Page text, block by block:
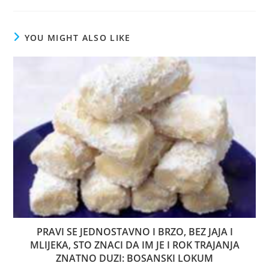
YOU MIGHT ALSO LIKE
PRAVI SE JEDNOSTAVNO I BRZO, BEZ JAJA I
MLIJEKA, STO ZNACI DA IM JE I ROK TRAJANJA
ZNATNO DUZI: BOSANSKI LOKUM